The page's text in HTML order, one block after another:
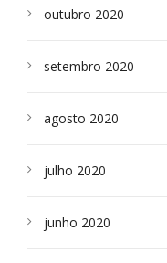
outubro 2020
setembro 2020
agosto 2020
julho 2020
junho 2020